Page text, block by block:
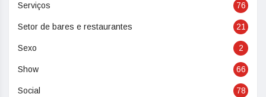
Serviços 76
Setor de bares e restaurantes 21
Sexo 2
Show 66
Social 78